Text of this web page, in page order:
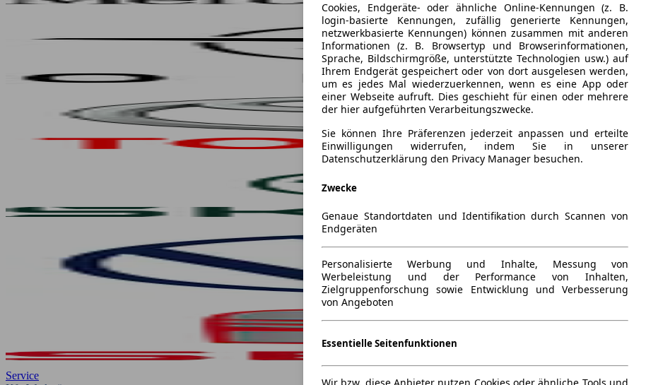
Service
Cookies, Endgeräte- oder ähnliche Online-Kennungen (z. B.
login-basierte Kennungen, zufällig generierte Kennungen,
netzwerkbasierte Kennungen) können zusammen mit anderen
Informationen (z. B. Browsertyp und Browserinformationen,
Sprache, Bildschirmgröße, unterstützte Technologien usw.) auf
Ihrem Endgerät gespeichert oder von dort ausgelesen werden,
um es jedes Mal wiederzuerkennen, wenn es eine App oder
einer Webseite aufruft. Dies geschieht für einen oder mehrere
der hier aufgeführten Verarbeitungszwecke.
Sie können Ihre Präferenzen jederzeit anpassen und erteilte
Einwilligungen widerrufen, indem Sie in unserer
Datenschutzerklärung den Privacy Manager besuchen.
Zwecke
Genaue Standortdaten und Identifikation durch Scannen von
Endgeräten
Personalisierte Werbung und Inhalte, Messung von
Werbeleistung und der Performance von Inhalten,
Zielgruppenforschung sowie Entwicklung und Verbesserung
von Angeboten
Essentielle Seitenfunktionen